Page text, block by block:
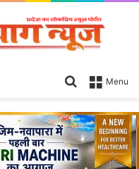
Menu
Search